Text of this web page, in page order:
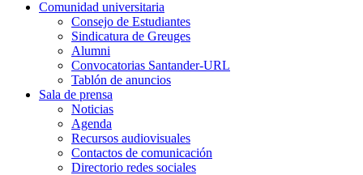
Comunidad universitaria
Consejo de Estudiantes
Sindicatura de Greuges
Alumni
Convocatorias Santander-URL
Tablón de anuncios
Sala de prensa
Noticias
Agenda
Recursos audiovisuales
Contactos de comunicación
Directorio redes sociales